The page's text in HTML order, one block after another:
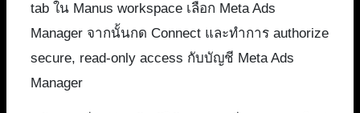
tab ใน Manus workspace เลือก Meta Ads
Manager จากนั้นกด Connect และทำการ authorize
secure, read-only access กับบัญชี Meta Ads
Manager